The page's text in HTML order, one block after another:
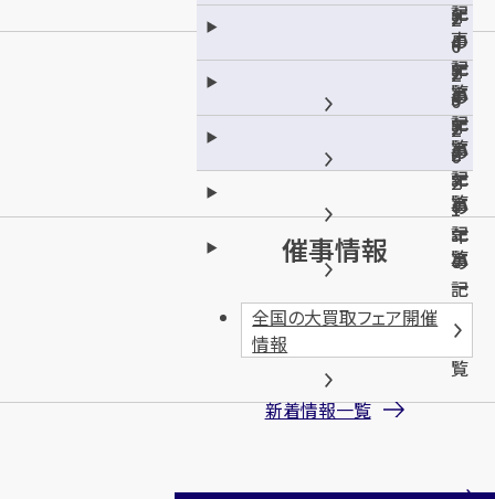
記
事
一
覧
年
の
記
事
一
覧
2
4
年
の
記
事
一
覧
2
0
2
3
年
の
記
事
一
覧
2
0
2
2
年
の
記
事
一
覧
2
0
2
1
年
の
記
一
覧
催事情報
全国の大買取フェア開催
情報
新着情報一覧